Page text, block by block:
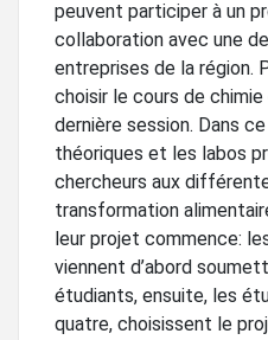
peuvent participer à un
collaboration avec une
entreprises de la région.
choisir le cours de
dernière session. Dans
théoriques et les labos
chercheurs aux
transformation
leur projet commence:
viennent d’abord
étudiants, ensuite, les
quatre, choisissent le